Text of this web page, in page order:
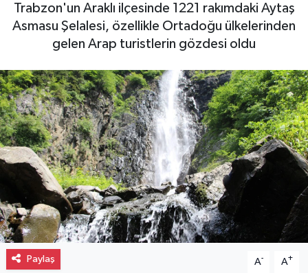
Trabzon'un Araklı ilçesinde 1221 rakımdaki Aytaş
Asmasu Şelalesi, özellikle Ortadoğu ülkelerinden
gelen Arap turistlerin gözdesi oldu
Paylaş A- A+
Otovitrin
Magazin
Gayrimenkul
Spor
Eğitim
Haber Arşivi